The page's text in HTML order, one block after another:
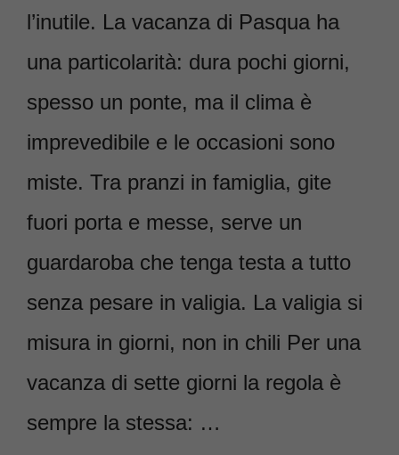
l’inutile. La vacanza di Pasqua ha
una particolarità: dura pochi giorni,
spesso un ponte, ma il clima è
imprevedibile e le occasioni sono
miste. Tra pranzi in famiglia, gite
fuori porta e messe, serve un
guardaroba che tenga testa a tutto
senza pesare in valigia. La valigia si
misura in giorni, non in chili Per una
vacanza di sette giorni la regola è
sempre la stessa: …